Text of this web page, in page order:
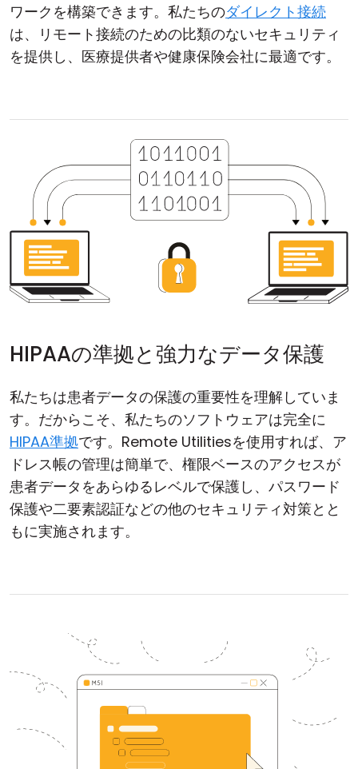
ワークを構築できます。私たちのダイレクト接続
は、リモート接続のための比類のないセキュリティ
を提供し、医療提供者や健康保険会社に最適です。
HIPAAの準拠と強力なデータ保護
私たちは患者データの保護の重要性を理解していま
す。だからこそ、私たちのソフトウェアは完全に
HIPAA準拠です。Remote Utilitiesを使用すれば、ア
ドレス帳の管理は簡単で、権限ベースのアクセスが
患者データをあらゆるレベルで保護し、パスワード
保護や二要素認証などの他のセキュリティ対策とと
もに実施されます。